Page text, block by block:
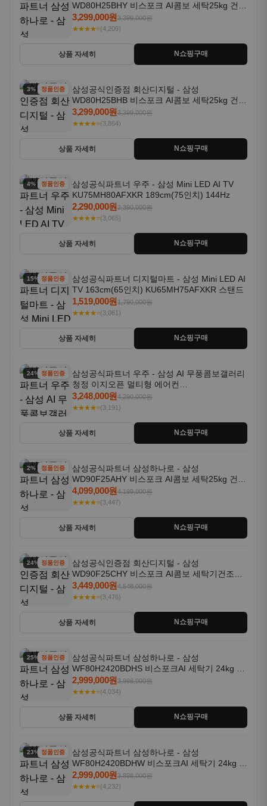
WD80H25BHY 비스포크 AI콤보 세탁25kg 건조
18kg 26년형 일체형 1등급
3,299,000원3,399,000원
★★★★⭐(4,209)
상품 자세히 N쇼핑구매
3% 할인정품인증
삼성공식인증점 회산디지털 - 삼성
WD80H25BHB 비스포크 AI콤보 세탁25kg 건조
18kg 26년형 일체형 1등급
3,299,000원3,399,000원
★★★★⭐(3,864)
상품 자세히 N쇼핑구매
4% 할인정품인증
삼성공식파트너 우주 - 삼성 Mini LED AI TV
KU75MH80AFXKR 189cm(75인치) 144Hz
2,290,000원2,390,000원
★★★★⭐(3,065)
상품 자세히 N쇼핑구매
15% 할인정품인증
삼성공식파트너 디지털마트 - 삼성 Mini LED AI
TV 163cm(65인치) KU65MH75AFXKR 스탠드
1,519,000원1,790,000원
★★★★⭐(3,061)
상품 자세히 N쇼핑구매
24% 할인정품인증
삼성공식파트너 우주 - 삼성 AI 무풍콤보갤러리
청정 이지오픈 멀티형 에어컨
AF80F17D22WRS 기본설치포함
3,248,000원4,290,000원
★★★★⭐(3,191)
상품 자세히 N쇼핑구매
2% 할인정품인증
삼성공식파트너 삼성하나로 - 삼성
WD90F25AHY 비스포크 AI콤보 세탁25kg 건조
18kg 자동문열림 1등급
4,099,000원4,199,000원
★★★★⭐(3,447)
상품 자세히 N쇼핑구매
24% 할인정품인증
삼성공식인증점 회산디지털 - 삼성
WD90F25CHY 비스포크 AI콤보 세탁기건조기
일체형 25kg+18kg 1등급
3,449,000원4,548,000원
★★★★⭐(3,476)
상품 자세히 N쇼핑구매
25% 할인정품인증
삼성공식파트너 삼성하나로 - 삼성
WF80H2420BDHS 비스포크AI 세탁기 24kg 건
조기 20kg 세제자동투입
2,999,000원3,998,000원
★★★★⭐(4,034)
상품 자세히 N쇼핑구매
23% 할인정품인증
삼성공식파트너 삼성하나로 - 삼성
WF80H2420BDHW 비스포크AI 세탁기 24kg 건
조기 20kg 세제자동투입
2,999,000원3,898,000원
★★★★⭐(4,232)